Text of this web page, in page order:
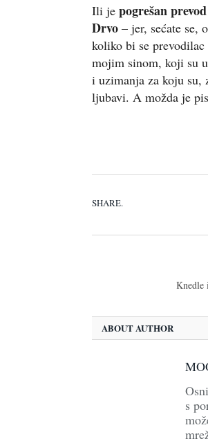
Ili je pogrešan
Drvo – jer, sećate se,
koliko bi se
mojim sinom, koji su
i uzimanja za koju su,
ljubavi. A možda je
SHARE.
Knedle
ABOUT AUTHOR
s